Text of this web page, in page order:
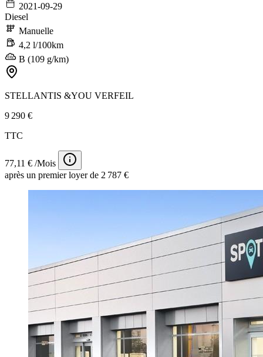
2021-09-29
Diesel
Manuelle
4,2 l/100km
B (109 g/km)
STELLANTIS &YOU VERFEIL
9 290 €
TTC
77,11 € /Mois
après un premier loyer de 2 787 €